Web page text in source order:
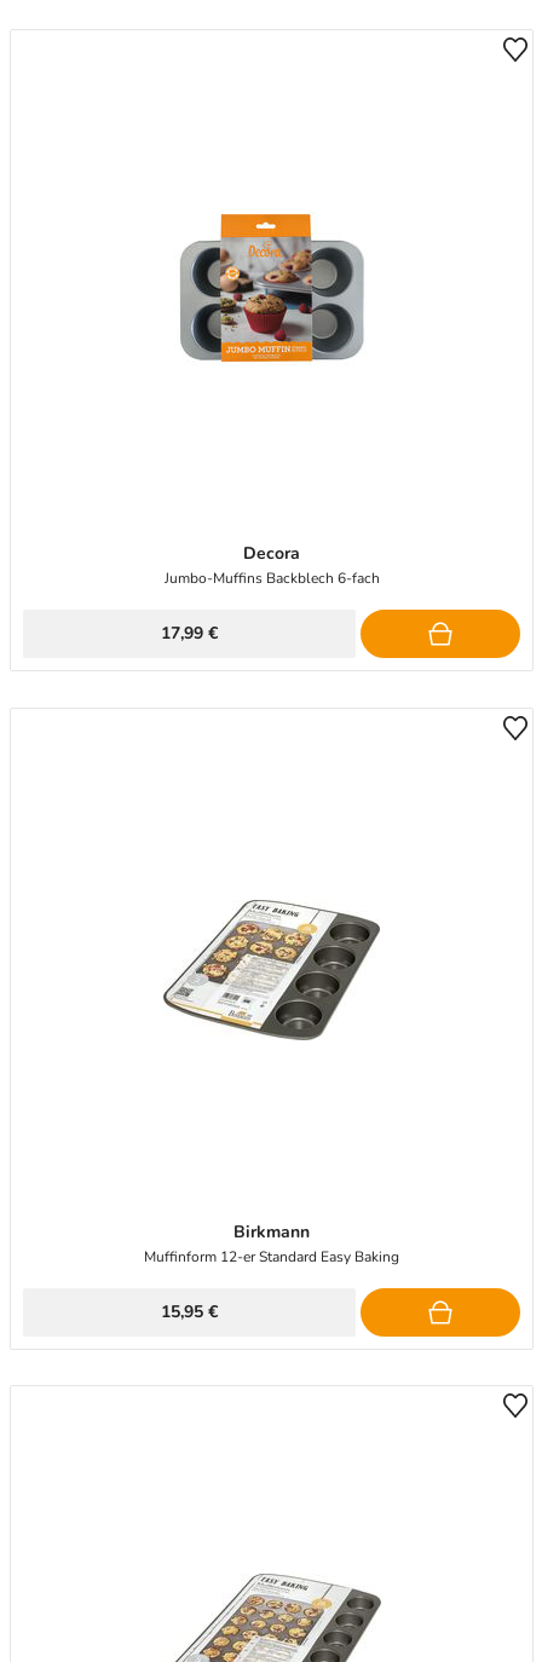
Decora
Jumbo-Muffins Backblech 6-fach
17,99 €
Birkmann
Muffinform 12-er Standard Easy Baking
15,95 €